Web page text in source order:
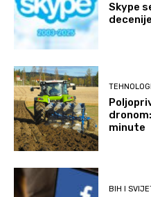
Skype
decenije
minute
BIH I